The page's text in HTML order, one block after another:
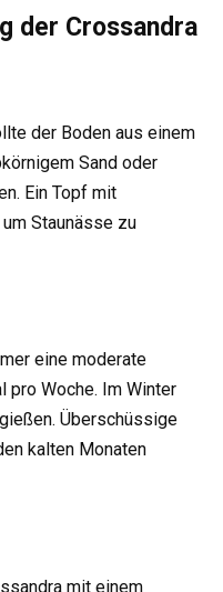
der Crossandra
der Boden aus einem
Sand oder
Ein Topf mit
Staunässe zu
eine moderate
pro Woche. Im Winter
Überschüssige
kalten Monaten
mit einem